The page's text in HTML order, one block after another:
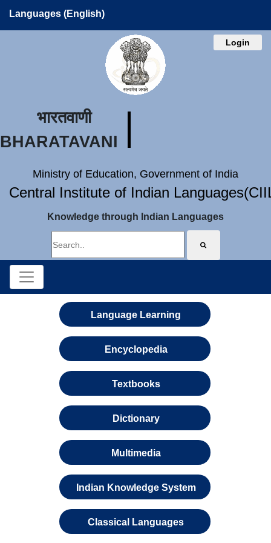
Languages (English)
Login
भारतवाणी
BHARATAVANI
Ministry of Education, Government of India
Central Institute of Indian
Knowledge through Indian Languages
Language Learning
Encyclopedia
Textbooks
Dictionary
Multimedia
Indian Knowledge System
Classical Languages